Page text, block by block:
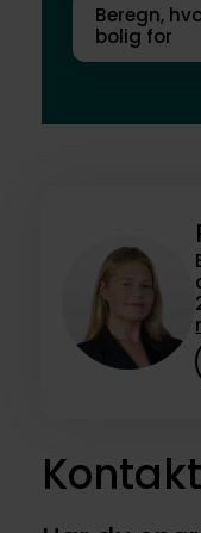
Beregn,
bolig for